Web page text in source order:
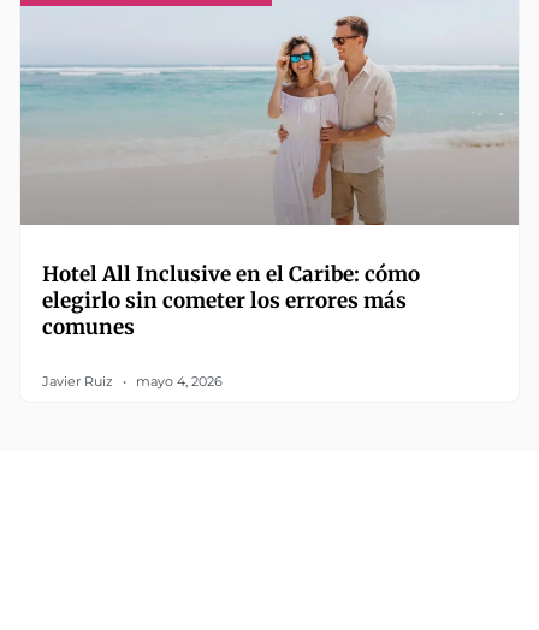
Hotel All Inclusive en el Caribe: cómo
elegirlo sin cometer los errores más
comunes
Javier Ruiz mayo 4, 2026